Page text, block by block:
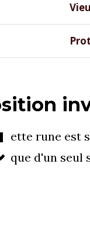
ette rune est
que d'un seul